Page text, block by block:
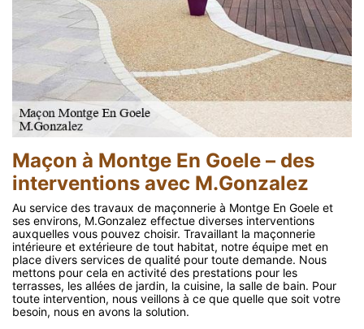
Maçon à Montge En Goele – des
interventions avec M.Gonzalez
Au service des travaux de maçonnerie à Montge En Goele et
ses environs, M.Gonzalez effectue diverses interventions
auxquelles vous pouvez choisir. Travaillant la maçonnerie
intérieure et extérieure de tout habitat, notre équipe met en
place divers services de qualité pour toute demande. Nous
mettons pour cela en activité des prestations pour les
terrasses, les allées de jardin, la cuisine, la salle de bain. Pour
toute intervention, nous veillons à ce que quelle que soit votre
besoin, nous en avons la solution.